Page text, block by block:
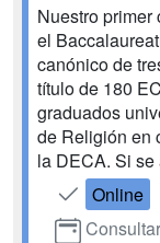
Nuestro
el
canónico de
título de 180
graduados
de Religión en
la DECA. Si se
Online
Consultar